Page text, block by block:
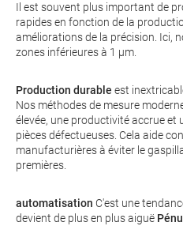
Il est souvent plus important de
rapides en fonction de la
améliorations de la précision. Ici,
zones inférieures à 1 µm.
Production durable est
Nos méthodes de mesure
élevée, une productivité accrue et
pièces défectueuses. Cela aide
manufacturières à éviter le
premières.
automatisation C'est une
devient de plus en plus aiguë